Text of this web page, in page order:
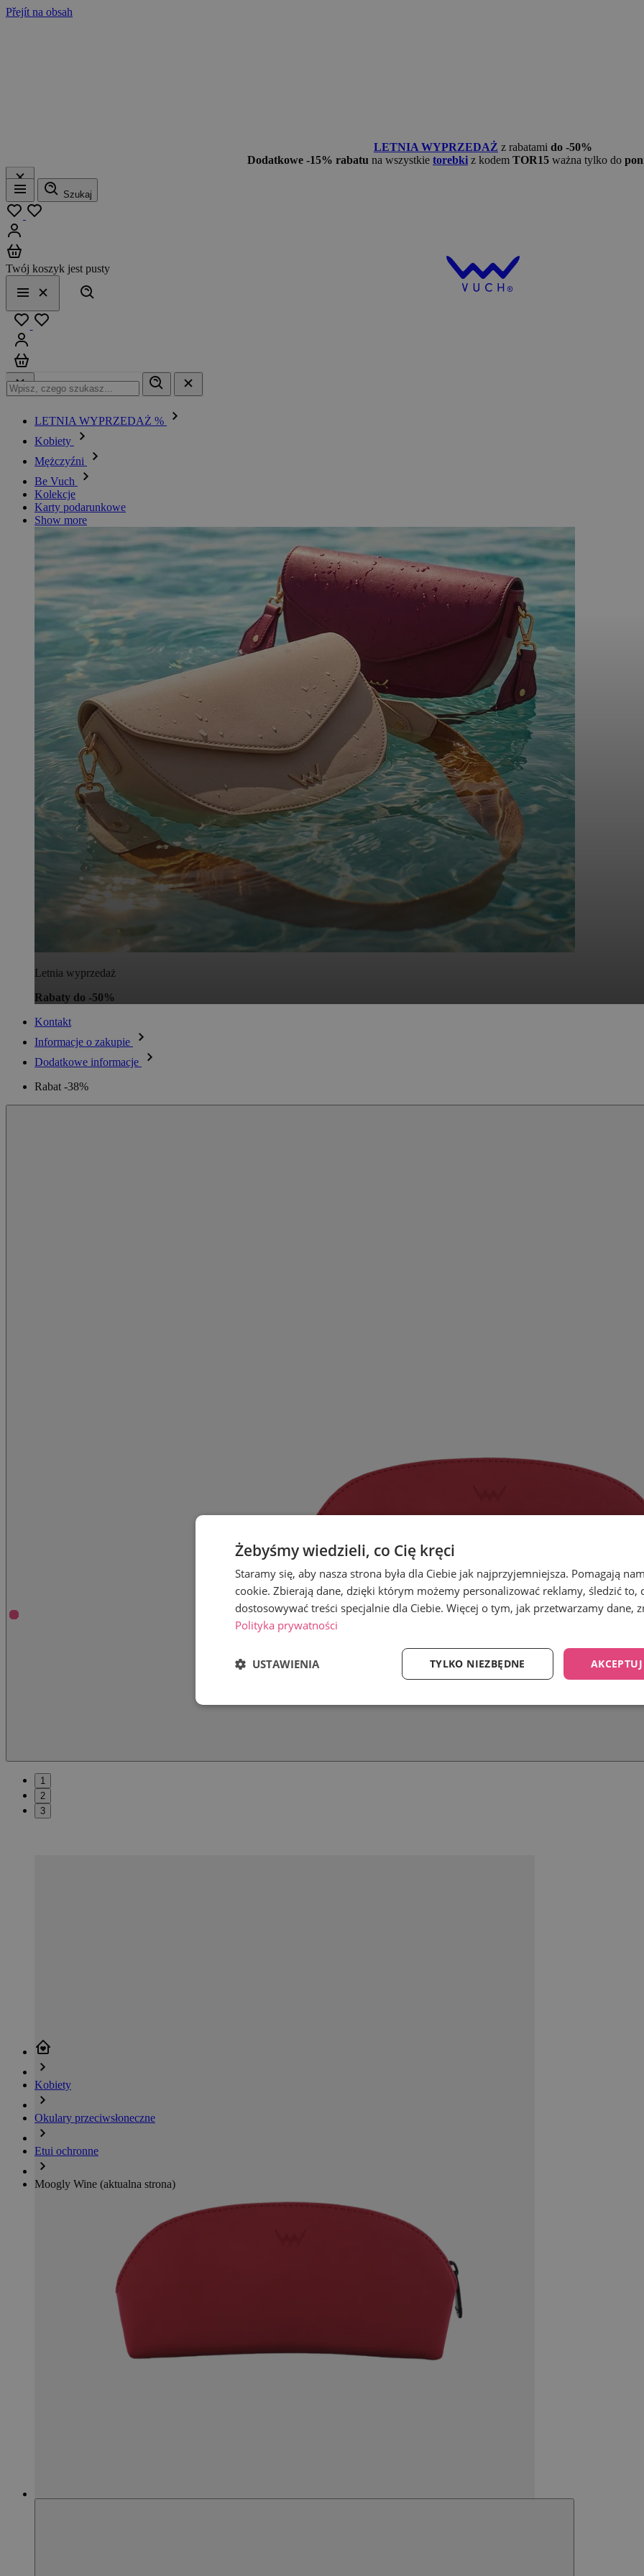
Přejít na obsah
LETNIA WYPRZEDAŻ z rabatami do -50%
Dodatkowe -15% rabatu na wszystkie torebki z kodem TOR15 ważna tylko do
Menu
Szukaj
Twój koszyk jest pusty
Menu
Zamknij
LETNIA WYPRZEDAŻ %
Kobiety
Mężczyźni
Be Vuch
Kolekcje
Karty podarunkowe
Show more
Letnia wyprzedaż
Rabaty do -50%
Kontakt
Informacje o zakupie
Dodatkowe informacje
Kobiety
Okulary przeciwsłoneczne
Etui ochronne
Moogly Wine (aktualna strona)
Rabat -38%
1
2
3
Żebyśmy wiedzieli, co Cię kręci
Staramy się, aby nasza strona była dla Ciebie jak najprzyjemniejsza. Pomagają
cookie. Zbierają dane, dzięki którym możemy personalizować reklamy, śledzić to,
dostosowywać treści specjalnie dla Ciebie. Więcej o tym, jak przetwarzamy dane,
Polityka prywatności
TYLKO NIEZBĘDNE
USTAWIENIA